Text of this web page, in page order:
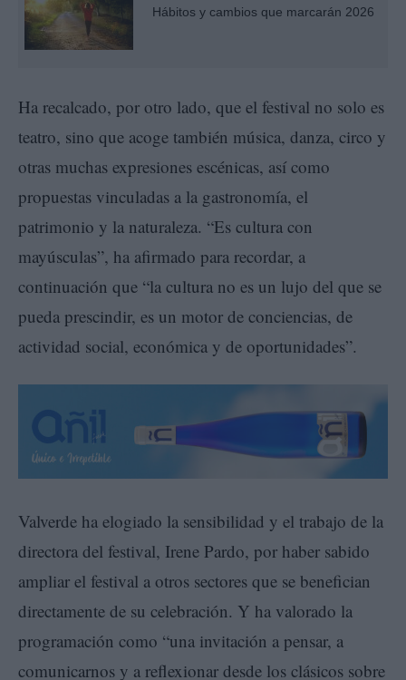
Hábitos y cambios que marcarán 2026
Ha recalcado, por otro lado, que el festival no solo es
teatro, sino que acoge también música, danza, circo y
otras muchas expresiones escénicas, así como
propuestas vinculadas a la gastronomía, el
patrimonio y la naturaleza. “Es cultura con
mayúsculas”, ha afirmado para recordar, a
continuación que “la cultura no es un lujo del que se
pueda prescindir, es un motor de conciencias, de
actividad social, económica y de oportunidades”.
Valverde ha elogiado la sensibilidad y el trabajo de la
directora del festival, Irene Pardo, por haber sabido
ampliar el festival a otros sectores que se benefician
directamente de su celebración. Y ha valorado la
programación como “una invitación a pensar, a
comunicarnos y a reflexionar desde los clásicos sobre